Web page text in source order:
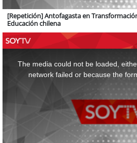
[Repetición] Antofagasta en
Educación chilena
The media could not be loaded,
network failed or because the